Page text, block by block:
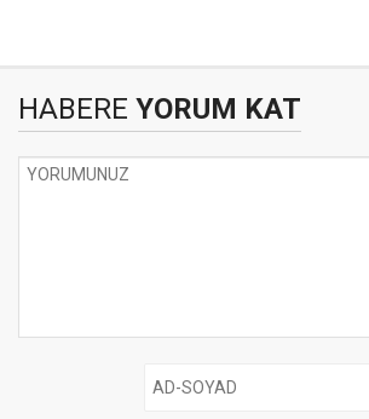
HABERE YORUM KAT